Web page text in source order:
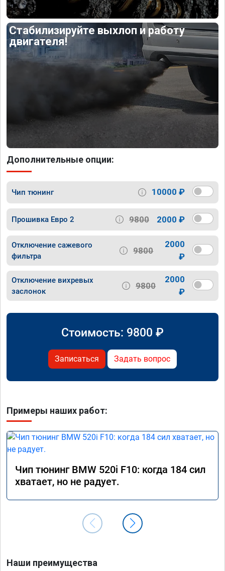
Стабилизируйте выхлоп и работу
двигателя!
Дополнительные опции:
Чип тюнинг 10000 ₽
Прошивка Евро 2 9800 2000 ₽
Отключение сажевого
фильтра
9800
2000
₽
Отключение вихревых
заслонок
9800
2000
₽
Стоимость: 9800 ₽
Записаться Задать вопрос
Примеры наших работ:
Чип тюнинг BMW 520i F10: когда 184 сил
хватает, но не радует.
Наши преимущества